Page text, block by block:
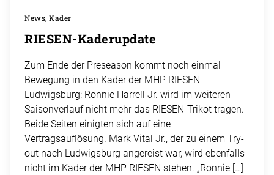
News, Kader
RIESEN-Kaderupdate
Zum Ende der Preseason kommt noch einmal
Bewegung in den Kader der MHP RIESEN
Ludwigsburg: Ronnie Harrell Jr. wird im weiteren
Saisonverlauf nicht mehr das RIESEN-Trikot tragen.
Beide Seiten einigten sich auf eine
Vertragsauflösung. Mark Vital Jr., der zu einem Try-
out nach Ludwigsburg angereist war, wird ebenfalls
nicht im Kader der MHP RIESEN stehen. „Ronnie […]